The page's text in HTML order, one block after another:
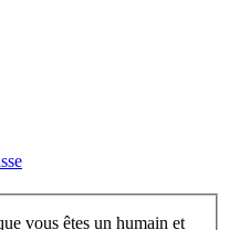
vous êtes un humain et